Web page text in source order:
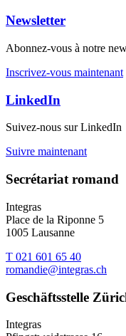
Newsletter
Abonnez-vous à notre
Inscrivez-vous maintenant
LinkedIn
Suivez-nous sur LinkedIn
Suivre maintenant
Secrétariat romand
Integras
Place de la Riponne 5
1005 Lausanne
T 021 601 65 40
romandie@integras.ch
Geschäftsstelle
Integras